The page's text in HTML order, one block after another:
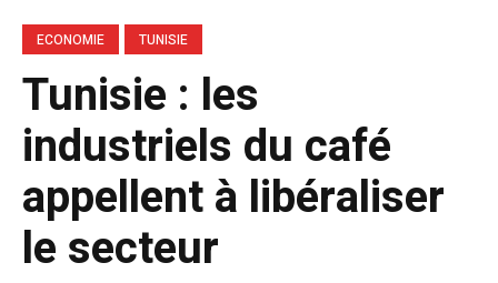
ECONOMIE TUNISIE
Tunisie : les
industriels du café
appellent à libéraliser
le secteur